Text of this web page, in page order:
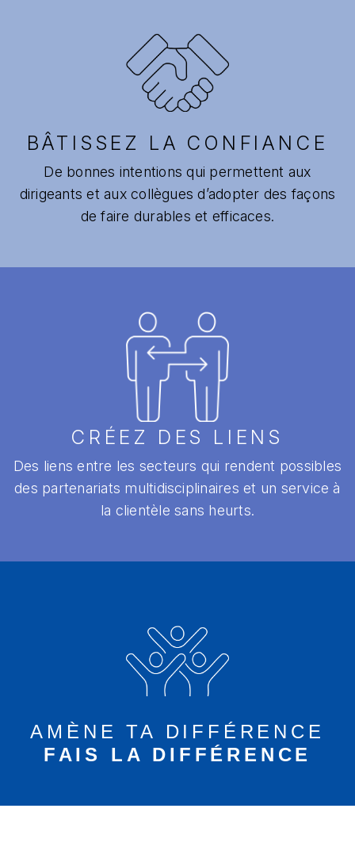
BÂTISSEZ LA CONFIANCE
De bonnes intentions qui permettent aux
dirigeants et aux collègues d’adopter des façons
de faire durables et efficaces.
CRÉEZ DES LIENS
Des liens entre les secteurs qui rendent possibles
des partenariats multidisciplinaires et un service à
la clientèle sans heurts.
AMÈNE TA DIFFÉRENCE
FAIS LA DIFFÉRENCE